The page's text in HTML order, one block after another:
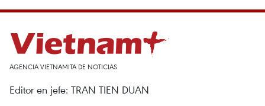
AGENCIA VIETNAMITA DE NOTICIAS
Editor en jefe: TRAN TIEN DUAN